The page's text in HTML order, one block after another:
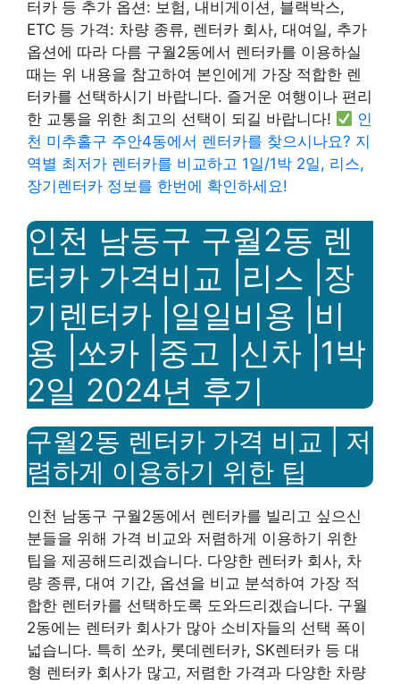
터카 등 추가 옵션: 보험, 내비게이션, 블랙박스,
ETC 등 가격: 차량 종류, 렌터카 회사, 대여일, 추가
옵션에 따라 다름 구월2동에서 렌터카를 이용하실
때는 위 내용을 참고하여 본인에게 가장 적합한 렌
터카를 선택하시기 바랍니다. 즐거운 여행이나 편리
한 교통을 위한 최고의 선택이 되길 바랍니다!
인
천 미추홀구 주안4동에서 렌터카를 찾으시나요? 지
역별 최저가 렌터카를 비교하고 1일/1박 2일, 리스,
장기렌터카 정보를 한번에 확인하세요!
인천 남동구 구월2동 렌
터카 가격비교 |리스 |장
기렌터카 |일일비용 |비
용 |쏘카 |중고 |신차 |1박
2일 2024년 후기
구월2동 렌터카 가격 비교 | 저
렴하게 이용하기 위한 팁
인천 남동구 구월2동에서 렌터카를 빌리고 싶으신
분들을 위해 가격 비교와 저렴하게 이용하기 위한
팁을 제공해드리겠습니다. 다양한 렌터카 회사, 차
량 종류, 대여 기간, 옵션을 비교 분석하여 가장 적
합한 렌터카를 선택하도록 도와드리겠습니다. 구월
2동에는 렌터카 회사가 많아 소비자들의 선택 폭이
넓습니다. 특히 쏘카, 롯데렌터카, SK렌터카 등 대
형 렌터카 회사가 많고, 저렴한 가격과 다양한 차량